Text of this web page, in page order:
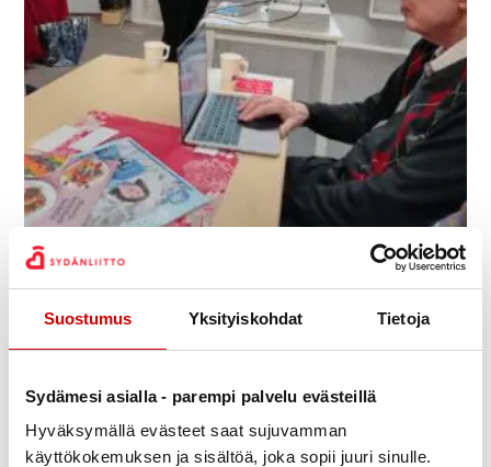
Suostumus Yksityiskohdat Tietoja
Sydämesi asialla - parempi palvelu evästeillä
Hyväksymällä evästeet saat sujuvamman
käyttökokemuksen ja sisältöä, joka sopii juuri sinulle.
Esitys oli mielenkiintoinen ja kattava ja
siinä käsiteltiin myös muita terveyden
kannalta hyödyllisiin ruokavalintoihin
liittyviä asioita.